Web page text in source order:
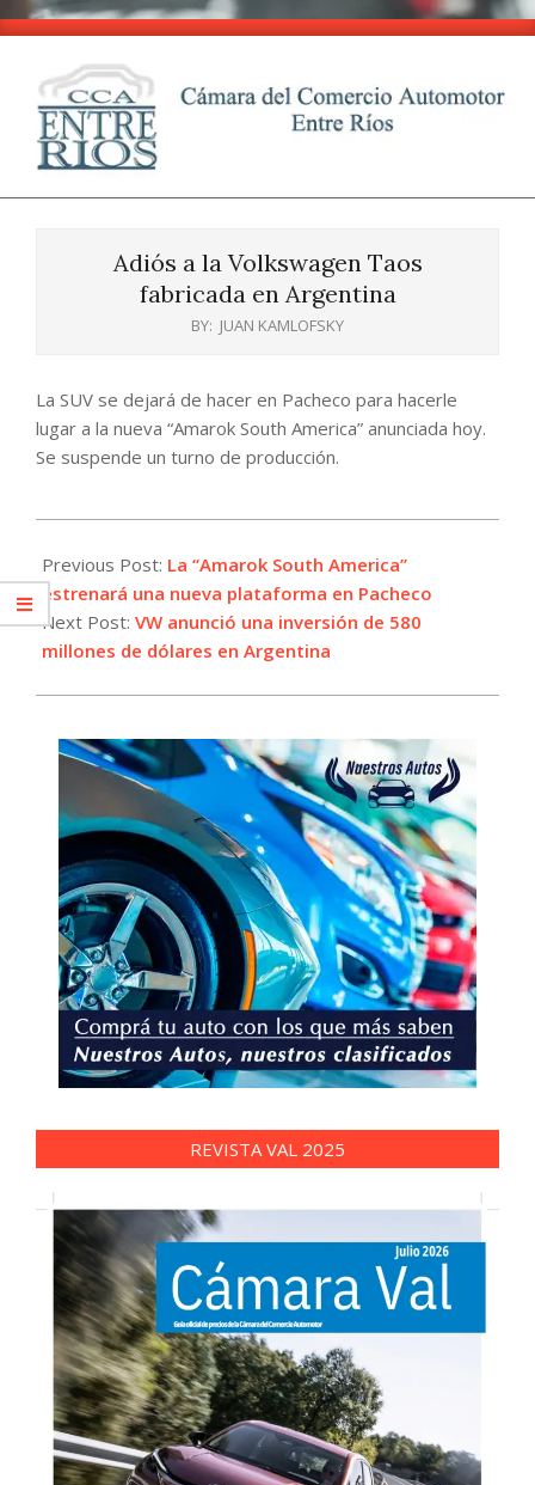
Skip
content
CCA
Adiós a la Volkswagen Taos
fabricada en Argentina
BY: JUAN KAMLOFSKY
La SUV se dejará de hacer en Pacheco para hacerle
lugar a la nueva “Amarok South America” anunciada hoy.
Se suspende un turno de producción.
04-
04
Previous Post: La “Amarok South America”
estrenará una nueva plataforma en Pacheco
Next Post: VW anunció una inversión de 580
millones de dólares en Argentina
REVISTA VAL 2025